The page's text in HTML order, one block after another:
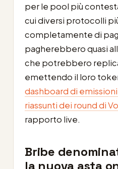
per le pool più
cui diversi protocolli
completamente di
pagherebbero quasi
che potrebbero
emettendo il loro
dashboard di
riassunti dei round di
rapporto live.
Bribe
la nuova asta